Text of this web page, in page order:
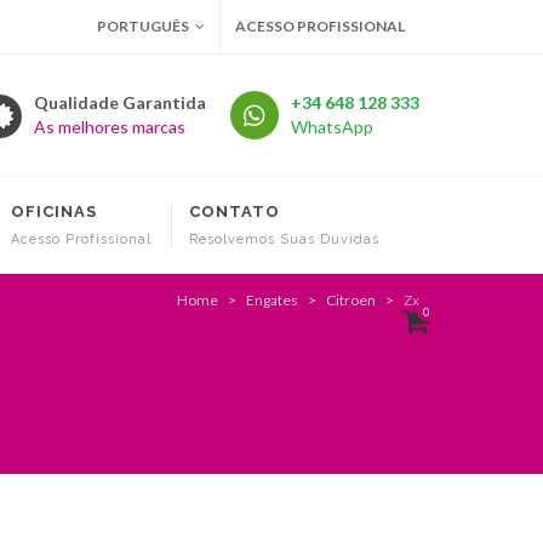
PORTUGUÊS ACESSO PROFISSIONAL
Qualidade Garantida
As melhores marcas
+34 648 128 333
WhatsApp
OFICINAS
Acesso Profissional
CONTATO
Resolvemos Suas Dúvidas
0
Home Engates Citroen Zx